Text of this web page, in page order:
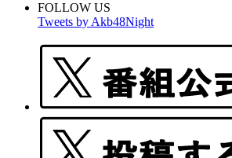
FOLLOW US
Tweets by Akb48Night